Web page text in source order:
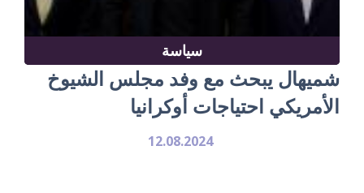
سياسة
شميهال يبحث مع وفد مجلس الشيوخ
الأمريكي احتياجات أوكرانيا
12.08.2024